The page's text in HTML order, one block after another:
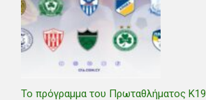
Το πρόγραμμα του Πρωταθλήματος Κ19